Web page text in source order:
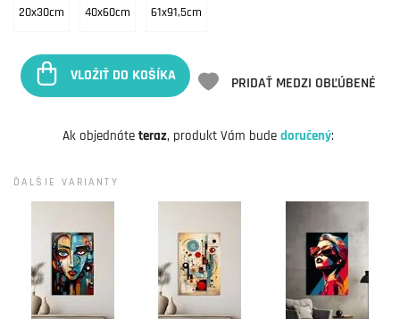
20x30cm 40x60cm 61x91,5cm
VLOŽIŤ DO KOŠÍKA PRIDAŤ MEDZI OBĽÚBENÉ
Ak objednáte teraz, produkt Vám bude doručený:
ĎALŠIE VARIANTY